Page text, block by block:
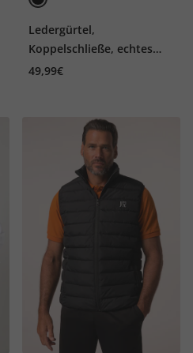
Ledergürtel,
Koppelschließe, echtes
Leder, bis Gr. 170cm
49,99€